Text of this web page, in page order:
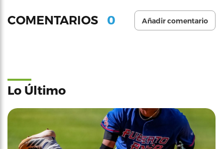
COMENTARIOS 0 Añadir comentario
Lo Último